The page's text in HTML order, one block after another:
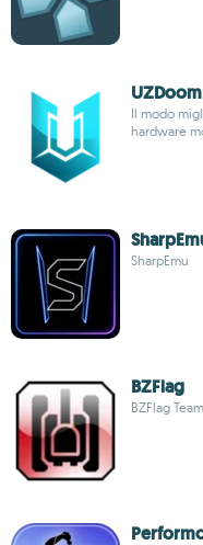
UZDoom
Il modo
hardware
SharpEmu
BZFlag
BZFlag Team